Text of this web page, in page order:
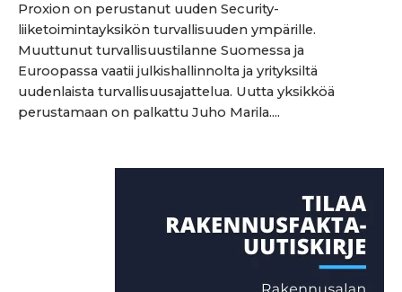
Proxion on perustanut uuden Security-
liiketoimintayksikön turvallisuuden ympärille.
Muuttunut turvallisuustilanne Suomessa ja
Euroopassa vaatii julkishallinnolta ja yrityksiltä
uudenlaista turvallisuusajattelua. Uutta yksikköä
perustamaan on palkattu Juho Marila....